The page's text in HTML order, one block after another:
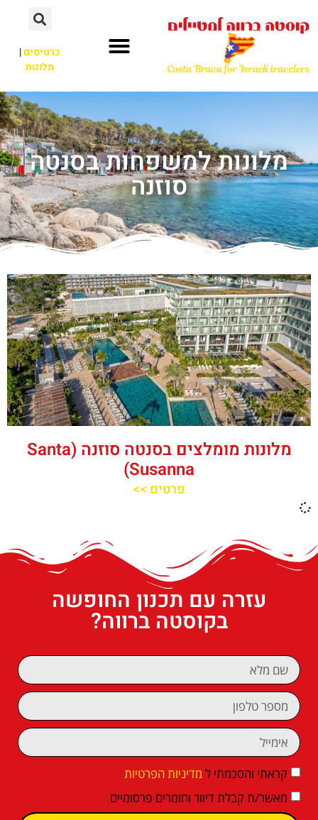
כרטיסים|
מלונות
מלונות למשפחות בסנטה
סוזנה
מלונות מומלצים בסנטה סוזנה (Santa
Susanna)
פרטים >>
עזרה עם תכנון החופשה
בקוסטה ברווה?
קראתי והסכמתי ל מדיניות הפרטיות
מאשר/ת קבלת דיוור וחומרים פרסומיים